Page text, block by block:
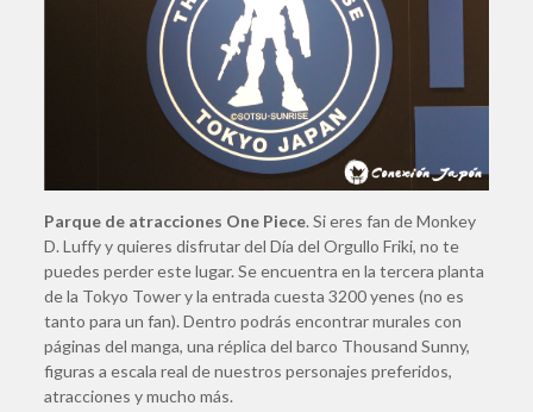
Parque de atracciones One Piece. Si eres fan de Monkey
D. Luffy y quieres disfrutar del Día del Orgullo Friki, no te
puedes perder este lugar. Se encuentra en la tercera planta
de la Tokyo Tower y la entrada cuesta 3200 yenes (no es
tanto para un fan). Dentro podrás encontrar murales con
páginas del manga, una réplica del barco Thousand Sunny,
figuras a escala real de nuestros personajes preferidos,
atracciones y mucho más.